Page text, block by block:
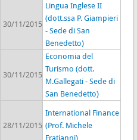
30/11/2015
Lingua Inglese II
(dott.ssa P. Giampieri
- Sede di San
Benedetto)
30/11/2015
Economia del
Turismo (dott.
M.Gallegati - Sede di
San Benedetto)
28/11/2015
International Finance
(Prof. Michele
Fratianni)